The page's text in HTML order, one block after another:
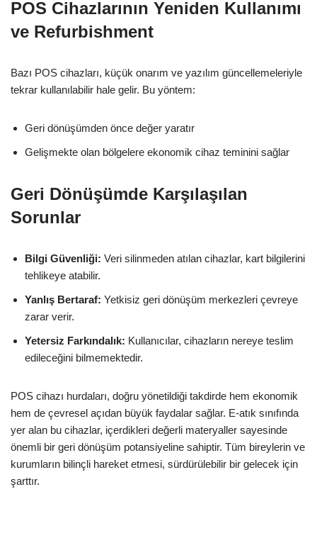
POS Cihazlarının Yeniden Kullanımı
ve Refurbishment
Bazı POS cihazları, küçük onarım ve yazılım güncellemeleriyle
tekrar kullanılabilir hale gelir. Bu yöntem:
Geri dönüşümden önce değer yaratır
Gelişmekte olan bölgelere ekonomik cihaz teminini sağlar
Geri Dönüşümde Karşılaşılan
Sorunlar
Bilgi Güvenliği: Veri silinmeden atılan cihazlar, kart bilgilerini
tehlikeye atabilir.
Yanlış Bertaraf: Yetkisiz geri dönüşüm merkezleri çevreye
zarar verir.
Yetersiz Farkındalık: Kullanıcılar, cihazların nereye teslim
edileceğini bilmemektedir.
POS cihazı hurdaları, doğru yönetildiği takdirde hem ekonomik
hem de çevresel açıdan büyük faydalar sağlar. E-atık sınıfında
yer alan bu cihazlar, içerdikleri değerli materyaller sayesinde
önemli bir geri dönüşüm potansiyeline sahiptir. Tüm bireylerin ve
kurumların bilinçli hareket etmesi, sürdürülebilir bir gelecek için
şarttır.